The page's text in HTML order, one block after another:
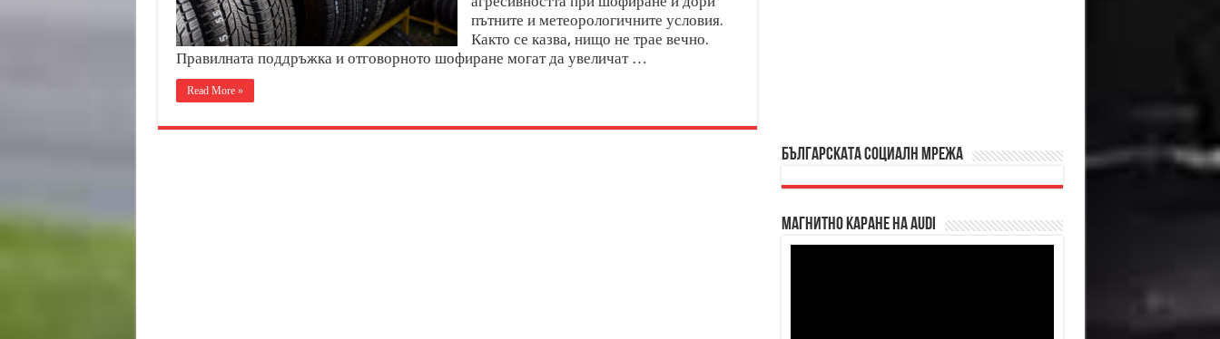
пътните и метеорологичните условия.
Както се казва, нищо не трае вечно.
Правилната поддръжка и отговорното шофиране могат да увеличат …
Read More »
БЪЛГАРСКАТА СОЦИАЛН МРЕЖА
Магнитно каране на Audi